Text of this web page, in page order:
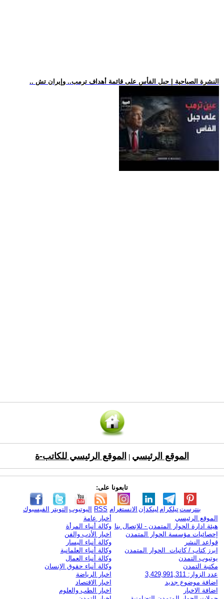
.. النشرة الصباحية | جبل الفأس على قائمة أهداف ترمب.. وإيران تش
الموقع الرئيسي الموقع الرئيسي للكاتب-ة
تابعونا على:
الفيسبوك التويتر اليوتيوب RSS الانستغرام لينكدإن تيلكرامبنترست
الموقع الرئيسي
هيئة ادارة الحوار المتمدن - للإتصال بنا
إحصائيات مؤسسة الحوار المتمدن
قواعد النشر
ابرز كتاب / كاتبات الحوار المتمدن
يوتيوب التمدن
مكتبة التمدن
عدد الزوار: 3,429,991,311
اضافة موضوع جديد
اضافة الاخبار
أخبار عامة
وكالة أنباء المرأة
اخبار الأدب والفن
وكالة أنباء اليسار
وكالة أنباء العلمانية
وكالة أنباء العمال
وكالة أنباء حقوق الإنسان
اخبار الرياضة
اخبار الاقتصاد
اخبار الطب والعلوم